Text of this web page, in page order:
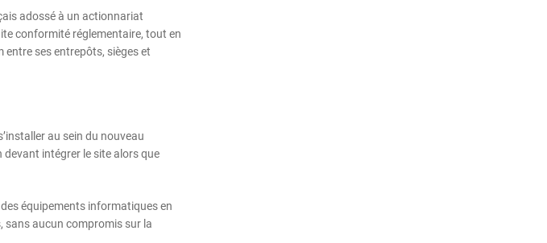
adossé à un actionnariat
conformité réglementaire, tout en
ses entrepôts, sièges et
au sein du nouveau
devant intégrer le site alors que
des équipements informatiques en
sans aucun compromis sur la